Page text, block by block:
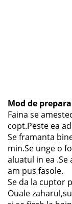
Mod de
Faina se
copt.Peste ea
Se framanta
min.Se unge o
aluatul in ea
am pus fasole.
Se da la cuptor
Ouale